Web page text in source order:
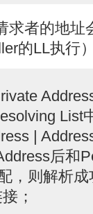
求者的地
的LL执行
List
|
后和
，则解析
；